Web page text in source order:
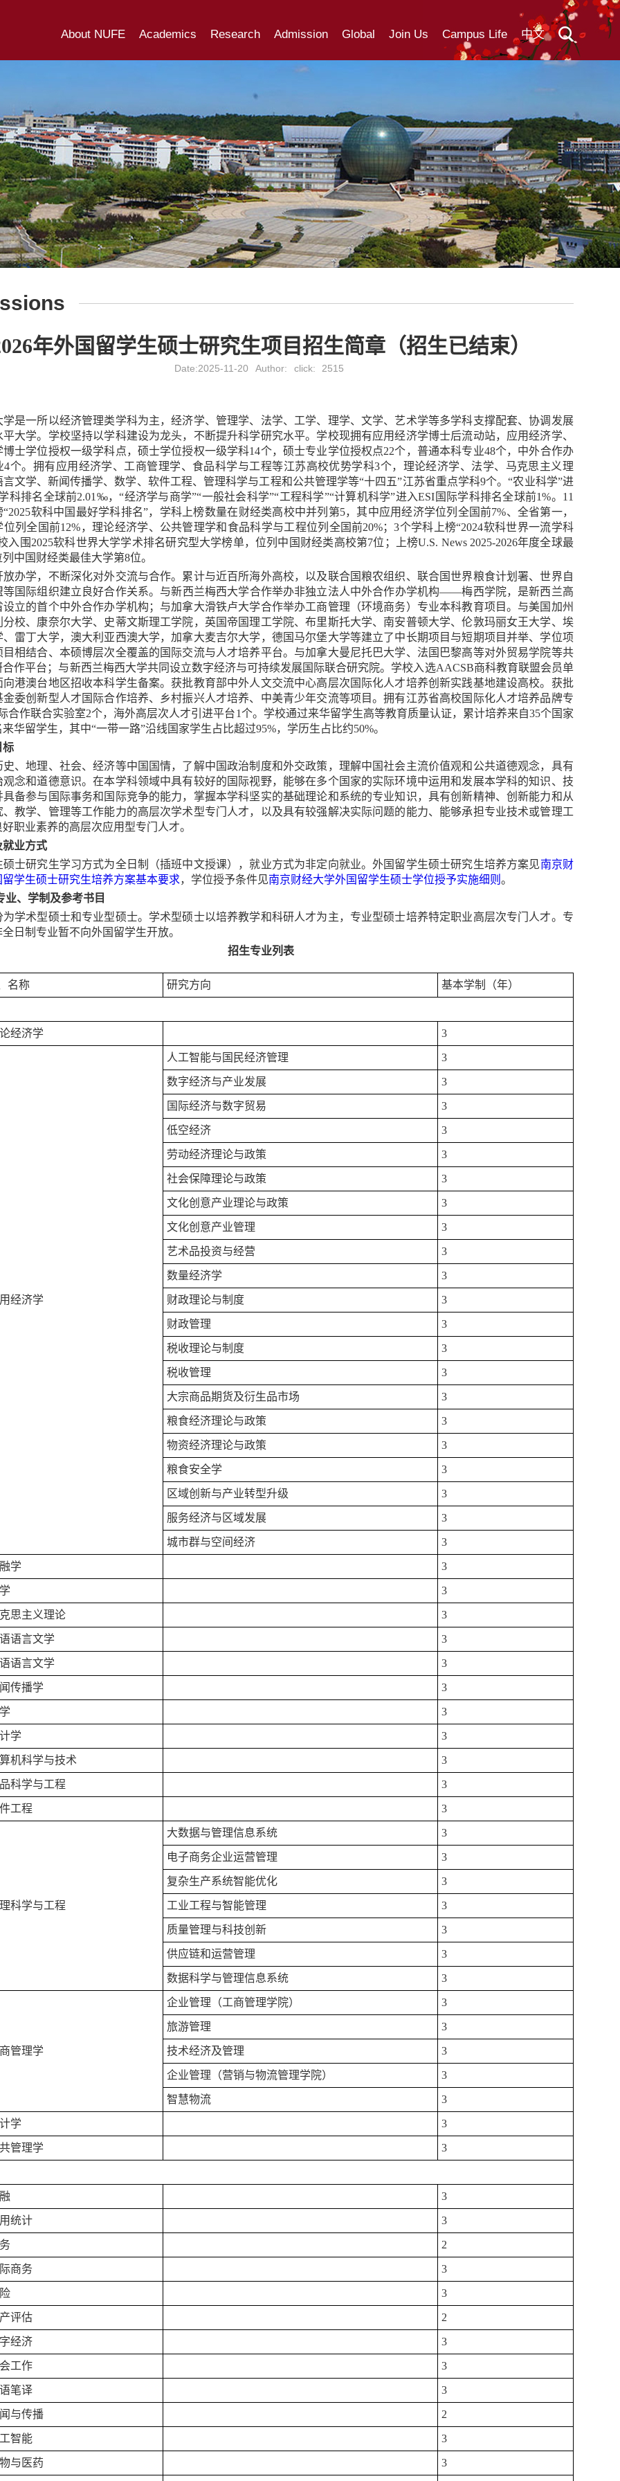
About NUFE Academics Research Admission Global Join Us Campus Life 中文
年外国留学生硕士研究生项目招生简章（招生已结束）
Date:2025-11-20 Author: click: 2515
学是一所以经济管理类学科为主，经济学、管理学、法学、工学、理学、文学、艺术学等多学科支撑配套、协调发展
平大学。学校坚持以学科建设为龙头，不断提升科学研究水平。学校现拥有应用经济学博士后流动站，应用经济学、
博士学位授权一级学科点，硕士学位授权一级学科14个，硕士专业学位授权点22个，普通本科专业48个，中外合作办
4个。拥有应用经济学、工商管理学、食品科学与工程等江苏高校优势学科3个，理论经济学、法学、马克思主义理
言文学、新闻传播学、数学、软件工程、管理科学与工程和公共管理学等“十四五”江苏省重点学科9个。“农业科学”进
科排名全球前2.01 ‰，“经济学与商学”“一般社会科学”“工程科学”“计算机科学”进入ESI 国际学科排名全球前1%。 11
“2025软科中国最好学科排名”，学科上榜数量在财经类高校中并列第5，其中应用经济学位列全国前7%、全省第一，
位列全国前12%，理论经济学、公共管理学和食品科学与工程位列全国前20%；3个学科上榜“2024软科世界一流学科
入围 2025软科世界大学学术排名研究型大学榜单，位列中国财经类高校第7位；上榜U.S. News 2025-2026年度全球最
中国财经类最佳大学第8位。
放办学，不断深化对外交流与合作。累计与近百所海外高校，以及联合国粮农组织、联合国世界粮食计划署、世界自
等国际组织建立良好合作关系。与新西兰梅西大学合作举办非独立法人中外合作办学机构——梅西学院，是新西兰高
设立的首个中外合作办学机构；与加拿大滑铁卢大学合作举办工商管理（环境商务）专业本科教育项目。与美国加州
分校、康奈尔大学、史蒂文斯理工学院，英国帝国理工学院、布里斯托大学、南安普顿大学、伦敦玛丽女王大学、埃
、雷丁大学，澳大利亚西澳大学，加拿大麦吉尔大学，德国马尔堡大学等建立了中长期项目与短期项目并举、学位项
目相结合、本硕博层次全覆盖的国际交流与人才培养平台。与加拿大曼尼托巴大学、法国巴黎高等对外贸易学院等共
合作平台；与新西兰梅西大学共同设立数字经济与可持续发展国际联合研究院。学校入选AACSB商科教育联盟会员单
向港澳台地区招收本科学生备案。获批教育部中外人文交流中心高层次国际化人才培养创新实践基地建设高校。获批
金委创新型人才国际合作培养、乡村振兴人才培养、中美青少年交流等项目。拥有江苏省高校国际化人才培养品牌专
合作联合实验室2个，海外高层次人才引进平台1个。学校通过来华留学生高等教育质量认证，累计培养来自35个国家
来华留学生，其中“一带一路”沿线国家学生占比超过95%，学历生占比约50%。
标
史、地理、社会、经济等中国国情，了解中国政治制度和外交政策，理解中国社会主流价值观和公共道德观念，具有
观念和道德意识。在本学科领域中具有较好的国际视野，能够在多个国家的实际环境中运用和发展本学科的知识、技
具备参与国际事务和国际竞争的能力，掌握本学科坚实的基础理论和系统的专业知识，具有创新精神、创新能力和从
、教学、管理等工作能力的高层次学术型专门人才，以及具有较强解决实际问题的能力、能够承担专业技术或管理工
职业素养的高层次应用型专门人才。
就业方式
硕士研究生学习方式为全日制（插班中文授课），就业方式为非定向就业。外国留学生硕士研究生培养方案见南京财
学生硕士研究生培养方案基本要求，学位授予条件见南京财经大学外国留学生硕士学位授予实施细则。
业、 学制 及参考书目
为学术型硕士和专业型硕士。学术型硕士以培养教学和科研人才为主，专业型硕士培养特定职业高层次专门人才。专
日制专业暂不向外国留学生开放。
招生专业列表
名称 研究方向 基本学制（年）
经济学 3
经济学
人工智能与国民经济管理 3
数字经济与产业发展 3
国际经济与数字贸易 3
低空经济 3
劳动经济理论与政策 3
社会保障理论与政策 3
文化创意产业理论与政策 3
文化创意产业管理 3
艺术品投资与经营 3
数量经济学 3
财政理论与制度 3
财政管理 3
税收理论与制度 3
税收管理 3
大宗商品期货及衍生品市场 3
粮食经济理论与政策 3
物资经济理论与政策 3
粮食安全学 3
区域创新与产业转型升级 3
服务经济与区域发展 3
城市群与空间经济 3
学 3
3
思主义理论 3
语言文学 3
语言文学 3
传播学 3
3
学 3
机科学与技术 3
科学与工程 3
工程 3
科学与工程
大数据与管理信息系统 3
电子商务企业运营管理 3
复杂生产系统智能优化 3
工业工程与智能管理 3
质量管理与科技创新 3
供应链和运营管理 3
数据科学与管理信息系统 3
管理学
企业管理 （工商管理学院） 3
旅游管理 3
技术经济及管理 3
企业管理 （营销与物流管理学院） 3
智慧物流 3
学 3
管理学 3
3
统计 3
2
商务 3
3
评估 2
经济 3
工作 3
笔译 3
与传播 2
智能 3
与医药 3